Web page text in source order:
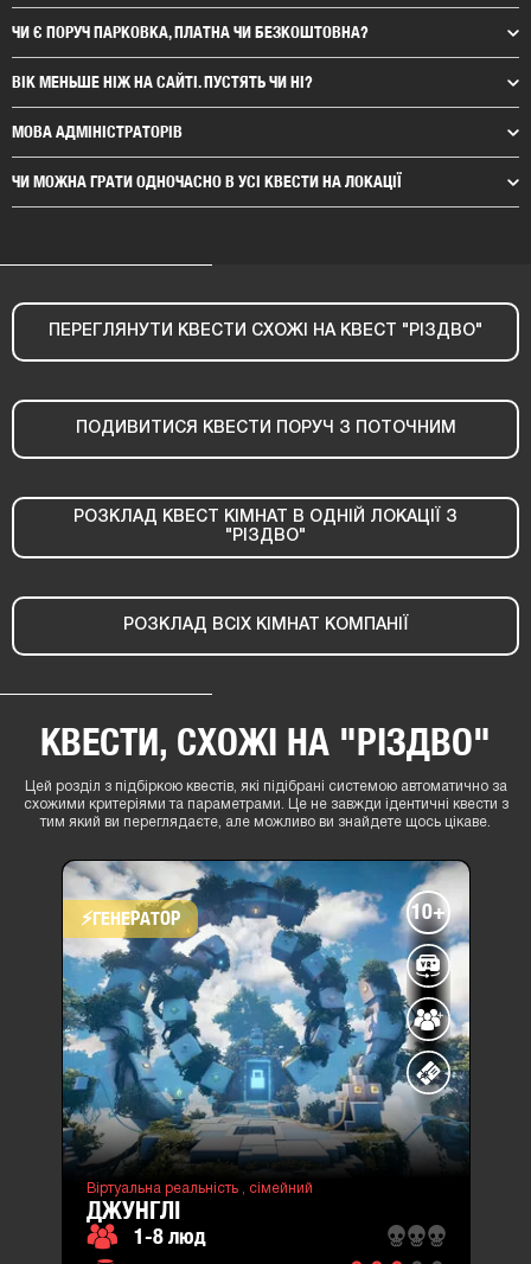
ЧИ Є ПОРУЧ ПАРКОВКА, ПЛАТНА ЧИ БЕЗКОШТОВНА?
ВІК МЕНЬШЕ НІЖ НА САЙТІ. ПУСТЯТЬ ЧИ НІ?
МОВА АДМІНІСТРАТОРІВ
ЧИ МОЖНА ГРАТИ ОДНОЧАСНО В УСІ КВЕСТИ НА ЛОКАЦІЇ
ПЕРЕГЛЯНУТИ КВЕСТИ СХОЖІ НА КВЕСТ "РІЗДВО"
ПОДИВИТИСЯ КВЕСТИ ПОРУЧ З ПОТОЧНИМ
РОЗКЛАД КВЕСТ КІМНАТ В ОДНІЙ ЛОКАЦІЇ З
"РІЗДВО"
РОЗКЛАД ВСІХ КІМНАТ КОМПАНІЇ
КВЕСТИ, СХОЖІ НА "РІЗДВО"
Цей розділ з підбіркою квестів, які підібрані системою автоматично за
схожими критеріями та параметрами. Це не завжди ідентичні квести з
тим який ви переглядаєте, але можливо ви знайдете щось цікаве.
⚡​ГЕНЕРАТОР 10+
Віртуальна реальність , сімейний
ДЖУНГЛІ
1-8 люд
місто:
Львів
вул.
Ставова,
7В
(район
Шевченківський)
вул.Гетьмана
Мазепи
26